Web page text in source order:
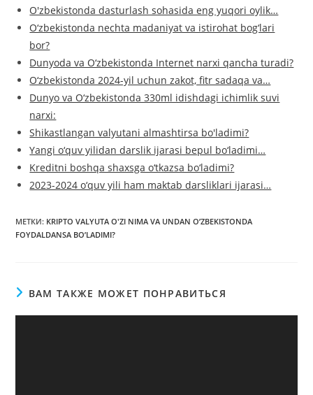
O'zbekistonda dasturlash sohasida eng yuqori oylik…
O‘zbekistonda nechta madaniyat va istirohat bog‘lari
bor?
Dunyoda va O‘zbekistonda Internet narxi qancha turadi?
O‘zbekistonda 2024-yil uchun zakot, fitr sadaqa va…
Dunyo va O‘zbekistonda 330ml idishdagi ichimlik suvi
narxi:
Shikastlangan valyutani almashtirsa bo'ladimi?
Yangi o‘quv yilidan darslik ijarasi bepul bo‘ladimi…
Kreditni boshqa shaxsga o‘tkazsa bo‘ladimi?
2023-2024 o‘quv yili ham maktab darsliklari ijarasi…
МЕТКИ: KRIPTO VALYUTA O'ZI NIMA VA UNDAN O’ZBEKISTONDA
FOYDALDANSA BO’LADIMI?
ВАМ ТАКЖЕ МОЖЕТ ПОНРАВИТЬСЯ